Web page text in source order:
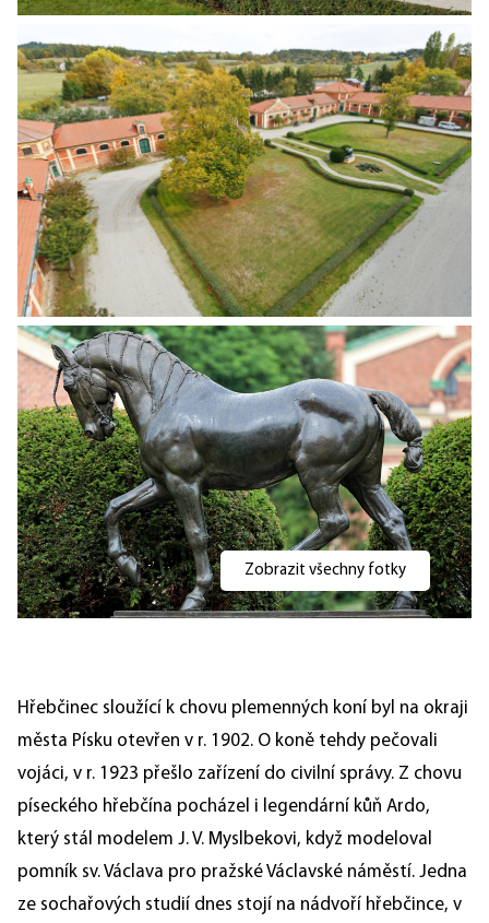
Zobrazit všechny fotky
Hřebčinec sloužící k chovu plemenných koní byl na okraji
města Písku otevřen v r. 1902. O koně tehdy pečovali
vojáci, v r. 1923 přešlo zařízení do civilní správy. Z chovu
píseckého hřebčína pocházel i legendární kůň Ardo,
který stál modelem J. V. Myslbekovi, když modeloval
pomník sv. Václava pro pražské Václavské náměstí. Jedna
ze sochařových studií dnes stojí na nádvoří hřebčince, v